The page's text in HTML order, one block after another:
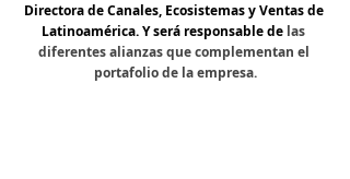
Directora de Canales, Ecosistemas y Ventas de
Latinoamérica. Y será responsable de las
diferentes alianzas que complementan el
portafolio de la empresa.